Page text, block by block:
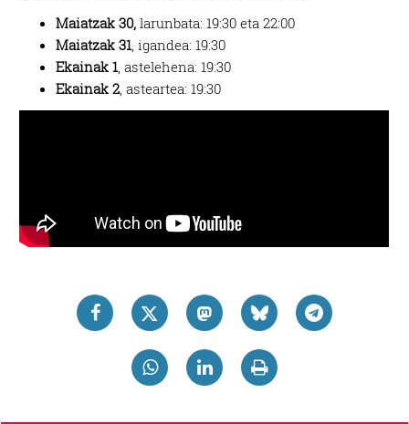
Maiatzak 30, larunbata: 19:30 eta 22:00
Maiatzak 31 , igandea: 19:30
Ekainak 1 , astelehena: 19:30
Ekainak 2 , asteartea: 19:30